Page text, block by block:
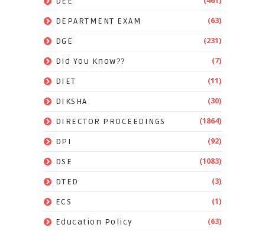
DEPARTMENT EXAM (63)
DGE (231)
Did You Know?? (7)
DIET (11)
DIKSHA (30)
DIRECTOR PROCEEDINGS (1864)
DPI (92)
DSE (1083)
DTED (3)
ECS (1)
Education Policy (63)